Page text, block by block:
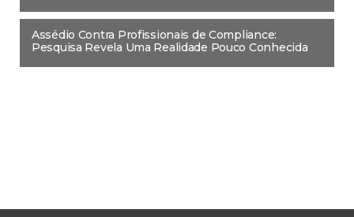
Assédio Contra Profissionais de Compliance:
Pesquisa Revela Uma Realidade Pouco Conhecida